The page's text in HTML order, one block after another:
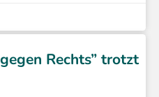
Rechts” trotzt